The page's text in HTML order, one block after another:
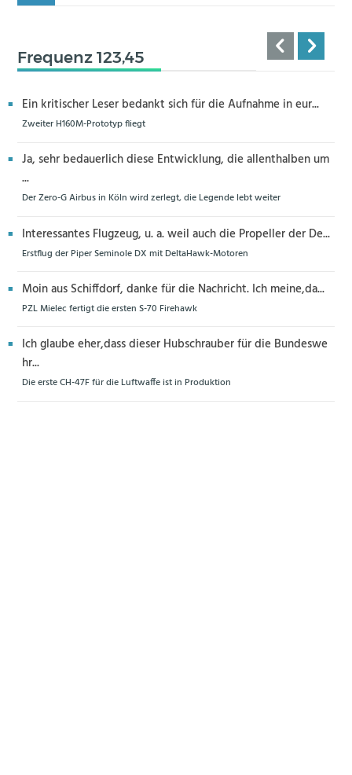
Frequenz 123,45
Ein kritischer Leser bedankt sich für die Aufnahme in eur...
Zweiter H160M-Prototyp fliegt
Ja, sehr bedauerlich diese Entwicklung, die allenthalben um
...
Der Zero-G Airbus in Köln wird zerlegt, die Legende lebt weiter
Interessantes Flugzeug, u. a. weil auch die Propeller der De...
Erstflug der Piper Seminole DX mit DeltaHawk-Motoren
Moin aus Schiffdorf, danke für die Nachricht. Ich meine,da...
PZL Mielec fertigt die ersten S-70 Firehawk
Ich glaube eher,dass dieser Hubschrauber für die Bundeswe
hr...
Die erste CH-47F für die Luftwaffe ist in Produktion